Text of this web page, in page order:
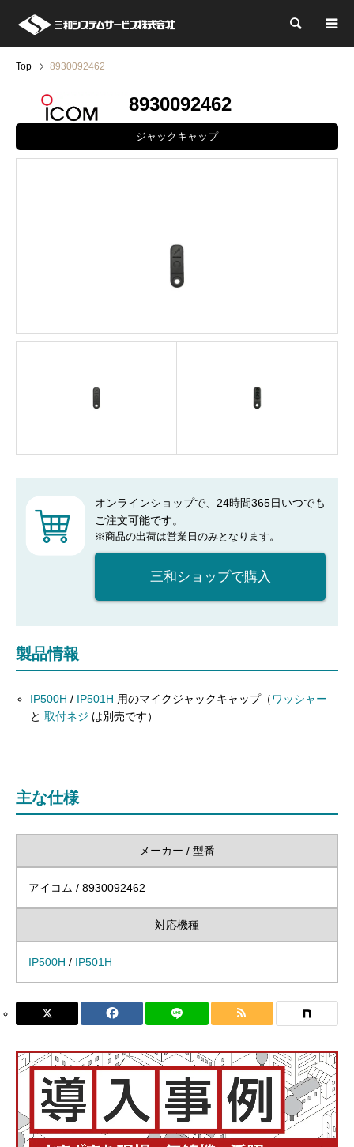
検索
Top 8930092462
8930092462
ジャックキャップ
オンラインショップで、24時間365日いつでも
ご注文可能です。
※商品の出荷は営業日のみとなります。
三和ショップで購入
製品情報
IP500H / IP501H 用のマイクジャックキャップ（ワッシャー
と取付ネジ は別売です）
主な仕様
メーカー / 型番
アイコム / 8930092462
対応機種
IP500H / IP501H